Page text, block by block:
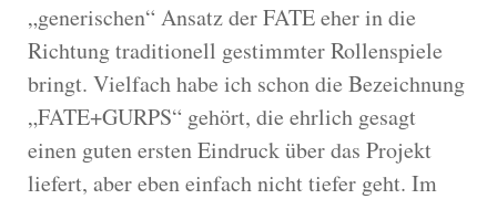
„generischen“ Ansatz der FATE eher in die
Richtung traditionell gestimmter Rollenspiele
bringt. Vielfach habe ich schon die Bezeichnung
„FATE+GURPS“ gehört, die ehrlich gesagt
einen guten ersten Eindruck über das Projekt
liefert, aber eben einfach nicht tiefer geht. Im